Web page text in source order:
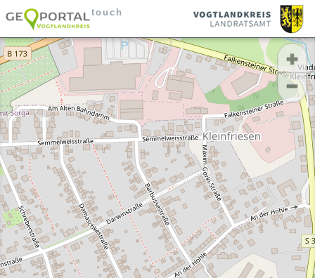
touch